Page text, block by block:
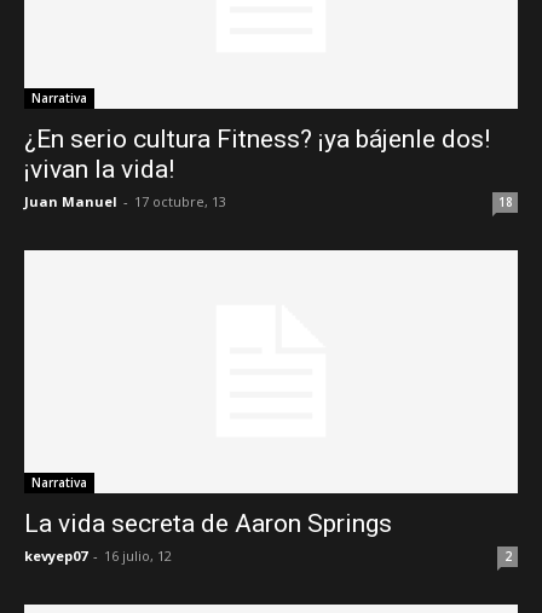
Narrativa
¿En serio cultura Fitness? ¡ya bájenle dos!
¡vivan la vida!
Juan Manuel - 17 octubre, 13 18
Narrativa
La vida secreta de Aaron Springs
kevyep07 - 16 julio, 12 2